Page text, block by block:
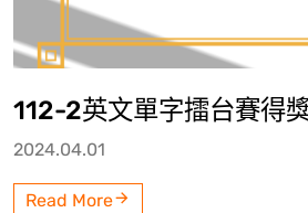
112-2英文單字擂台賽得
2024.04.01
Read More